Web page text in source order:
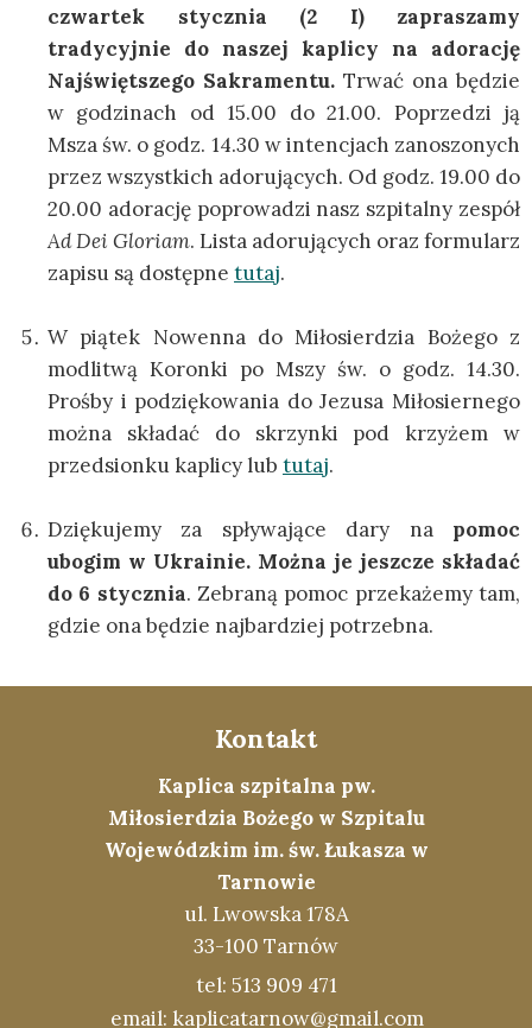
czwartek stycznia (2 I) zapraszamy
tradycyjnie do naszej kaplicy na adorację
Najświętszego Sakramentu. Trwać ona będzie
w godzinach od 15.00 do 21.00. Poprzedzi ją
Msza św. o godz. 14.30 w intencjach zanoszonych
przez wszystkich adorujących. Od godz. 19.00 do
20.00 adorację poprowadzi nasz szpitalny zespół
Ad Dei Gloriam. Lista adorujących oraz formularz
zapisu są dostępne tutaj.
W piątek Nowenna do Miłosierdzia Bożego z
modlitwą Koronki po Mszy św. o godz. 14.30.
Prośby i podziękowania do Jezusa Miłosiernego
można składać do skrzynki pod krzyżem w
przedsionku kaplicy lub tutaj.
Dziękujemy za spływające dary na pomoc
ubogim w Ukrainie. Można je jeszcze składać
do 6 stycznia. Zebraną pomoc przekażemy tam,
gdzie ona będzie najbardziej potrzebna.
Kontakt
tel: 513 909 471
Kaplica szpitalna pw.
Miłosierdzia Bożego w Szpitalu
Wojewódzkim im. św. Łukasza w
Tarnowie
ul. Lwowska 178A
33-100 Tarnów
email: kaplicatarnow@gmail.com